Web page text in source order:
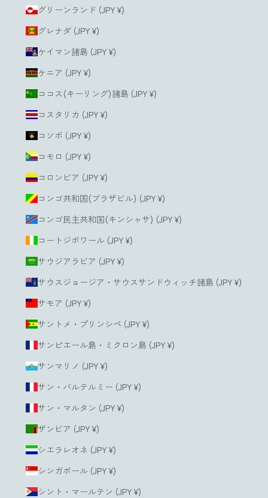
グリーンランド (JPY ¥)
グレナダ (JPY ¥)
ケイマン諸島 (JPY ¥)
ケニア (JPY ¥)
ココス(キーリング)諸島 (JPY ¥)
コスタリカ (JPY ¥)
コソボ (JPY ¥)
コモロ (JPY ¥)
コロンビア (JPY ¥)
コンゴ共和国(ブラザビル) (JPY ¥)
コンゴ民主共和国(キンシャサ) (JPY ¥)
コートジボワール (JPY ¥)
サウジアラビア (JPY ¥)
サウスジョージア・サウスサンドウィッチ諸島 (JPY ¥)
サモア (JPY ¥)
サントメ・プリンシペ (JPY ¥)
サンピエール島・ミクロン島 (JPY ¥)
サンマリノ (JPY ¥)
サン・バルテルミー (JPY ¥)
サン・マルタン (JPY ¥)
ザンビア (JPY ¥)
シエラレオネ (JPY ¥)
シンガポール (JPY ¥)
シント・マールテン (JPY ¥)